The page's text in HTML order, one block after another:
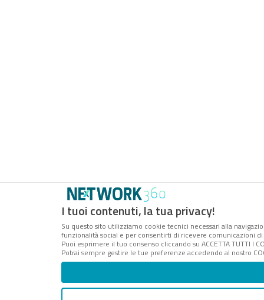
I tuoi contenuti, la tua privacy!
Su questo sito utilizziamo cookie tecnici necessari alla
funzionalità social e per consentirti di ricevere comunicazioni
Puoi esprimere il tuo consenso cliccando su ACCETTA TUTTI I
Potrai sempre gestire le tue preferenze accedendo al nostro